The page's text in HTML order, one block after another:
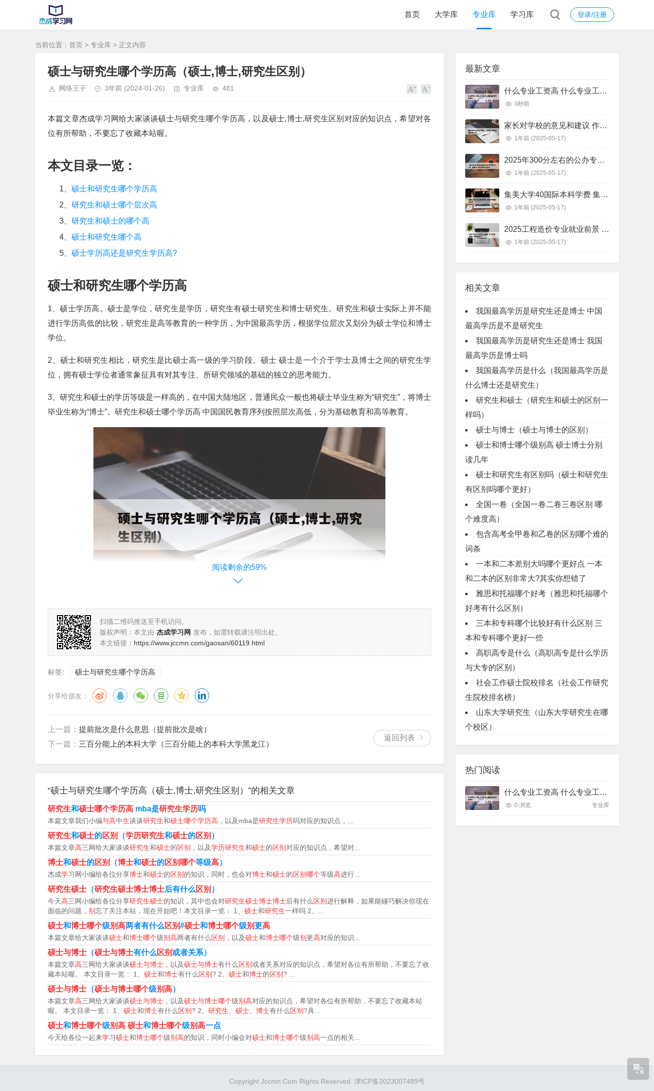
登录/注册
首页 大学库 专业库 学习库
当前位置： 首页 > 专业库 > 正文内容
硕士与研究生哪个学历高（硕士,博士,研究生区别）
网络王子 3年前 (2024-01-26) 专业库 481
本篇文章杰成学习网给大家谈谈硕士与研究生哪个学历高，以及硕士,博士,研究生区别对应的知识点，希望对各
位有所帮助，不要忘了收藏本站喔。
本文目录一览：
1、 硕士和研究生哪个学历高
2、 研究生和硕士哪个层次高
3、 研究生和硕士的哪个高
4、 硕士和研究生哪个高
5、 硕士学历高还是研究生学历高?
硕士和研究生哪个学历高
1、硕士学历高。硕士是学位，研究生是学历，研究生有硕士研究生和博士研究生。研究生和硕士实际上并不能
进行学历高低的比较，研究生是高等教育的一种学历，为中国最高学历，根据学位层次又划分为硕士学位和博士
学位。
2、硕士和研究生相比，研究生是比硕士高一级的学习阶段。硕士 硕士是一个介于学士及博士之间的研究生学
位，拥有硕士学位者通常象征具有对其专注、所研究领域的基础的独立的思考能力。
3、研究生和硕士的学历等级是一样高的，在中国大陆地区，普通民众一般也将硕士毕业生称为“研究生”，将博士
毕业生称为“博士”。研究生和硕士哪个学历高 中国国民教育序列按照层次高低，分为基础教育和高等教育。
研究生和硕士哪个层次高
硕士学历高。硕士是学位，研究生是学历，研究生有硕士研究生和博士研究生。研究生和硕士实际上并不能进行
学历高低的比较，研究生是高等教育的一种学历，为中国最高学历，根据学位层次又划分为硕士学位和博士学
硕士和研究生没有可比性，研究生分为两种，一个是硕士研究生，一个是博士研究生。博士学位比硕士学位高。
但是一般所说的研究生就是硕士研究生，而博士研究生简称博士或博士生。
研究生和硕士实际上并不能进行学历高低的比较，因为研究生是高等教育的一种学历，为中国最高学历，根据学
位层次又划分为硕士学位和博士学位。
研究生和硕士的学历等级是一样高的，在中国大陆地区，普通民众一般也将硕士毕业生称为“研究生”，将博士毕
业生称为“博士”。研究生和硕士哪个学历高 中国国民教育序列按照层次高低，分为基础教育和高等教育。
研究生和硕士的哪个高
硕士通常比研究生高，因为硕士是学位，需完成课程学习和论文答辩。而研究生是攻读学位的学生，尚未获得学
位。具体比较需考虑学校、专业和课程设置等因素。
研究生和硕士实际上并不能进行学历高低的比较，因为研究生是高等教育的一种学历，为中国最高学历，根据学
位层次又划分为硕士学位和博士学位。
硕士和研究生相比，研究生是比硕士高一级的学习阶段。硕士 硕士是一个介于学士及博士之间的研究生学位，拥
有硕士学位者通常象征具有对其专注、所研究领域的基础的独立的思考能力。
硕士和研究生哪个高
阅读剩余的59%
扫描二维码推送至手机访问。
版权声明：本文由 杰成学习网 发布，如需转载请注明出处。
本文链接： https://www.jccmn.com/gaosan/60119.html
标签: 硕士与研究生哪个学历高
分享给朋友：
返回列表
上一篇： 提前批次是什么意思（提前批次是啥）
下一篇： 三百分能上的本科大学（三百分能上的本科大学黑龙江）
“硕士与研究生哪个学历高（硕士,博士,研究生区别）”的相关文章
研究生和硕士哪个学历高 mba是研究生学历吗
本篇文章我们小编与高中生谈谈研究生和硕士哪个学历高 ，以及mba是研究生学历吗对应的知识点，...
研究生和硕士的区别 （学历研究生和硕士的区别 ）
本篇文章高三网给大家谈谈研究生和硕士的区别 ，以及学历研究生和硕士的区别 对应的知识点，希望对...
博士和硕士的区别 （博士和硕士的区别哪个等级高）
杰成学习网小编给各位分享博士和硕士的区别 的知识，同时，也会对博士和硕士的区别哪个等级高进行...
研究生硕士 （研究生硕士博士博士后有什么 区别 ）
今天高三网小编给各位分享研究生硕士的知识，其中也会对研究生硕士博士博士后有什么 区别进行解释，如果能碰巧解决你现在
面临的问题， 别忘了关注本站，现在开始吧！本文目录一览： 1、 硕士和研究生一样吗 2、...
硕士和博士哪个级别高两者有什么 区别#硕士和博士哪个级别更高
本篇文章给大家谈谈硕士和博士哪个级别高两者有什么 区别 ，以及硕士和博士哪个级别更高对应的知识...
硕士与博士 （硕士与博士有什么 区别或者关系）
本篇文章高三网给大家谈谈硕士与博士 ，以及硕士与博士有什么 区别或者关系对应的知识点，希望对各位有所帮助，不要忘了收
藏本站喔。 本文目录一览： 1、 硕士和博士有什么 区别? 2、 硕士和博士的区别? ...
硕士与博士 （硕士与博士哪个级别高）
本篇文章高三网给大家谈谈硕士与博士 ，以及硕士与博士哪个级别高对应的知识点，希望对各位有所帮助，不要忘了收藏本站
喔。 本文目录一览： 1、 硕士和博士有什么 区别? 2、 研究生 硕士 博士有什么 区别?具...
硕士和博士哪个级别高 硕士和博士哪个级别高一点
今天给各位一起来学习硕士和博士哪个级别高的知识，同时小编会对硕士和博士哪个级别高一点的相关...
最新文章
什么专业工资高 什么专业工资高且适合物化生女
3秒前
家长对学校的意见和建议 作为家长对学校的意见和建议
1年前 (2025-05-17)
2025年300分左右的公办专科大学有哪些 全国300分左右的公办大专
1年前 (2025-05-17)
集美大学40国际本科学费 集美大学国际本科班
1年前 (2025-05-17)
2025工程造价专业就业前景 工程造价未来十年就业前景
1年前 (2025-05-17)
相关文章
我国最高学历是研究生还是博士 中国
最高学历是不是研究生
我国最高学历是研究生还是博士 我国
最高学历是博士吗
我国最高学历是什么（我国最高学历是
什么博士还是研究生）
研究生和硕士（研究生和硕士的区别一
样吗）
硕士与博士（硕士与博士的区别）
硕士和博士哪个级别高 硕士博士分别
读几年
硕士和研究生有区别吗（硕士和研究生
有区别吗哪个更好）
全国一卷（全国一卷二卷三卷区别 哪
个难度高）
包含高考全甲卷和乙卷的区别哪个难的
词条
一本和二本差别大吗哪个更好点 一本
和二本的区别非常大?其实你想错了
雅思和托福哪个好考（雅思和托福哪个
好考有什么区别）
三本和专科哪个比较好有什么区别 三
本和专科哪个更好一些
高职高专是什么（高职高专是什么学历
与大专的区别）
社会工作硕士院校排名（社会工作研究
生院校排名榜）
山东大学研究生（山东大学研究生在哪
个校区）
热门阅读
什么专业工资高 什么专业工资高且适合物化生女
0 浏览 专业库
Copyright Jccmn.Com Rights Reserved. 津ICP备2023007489号